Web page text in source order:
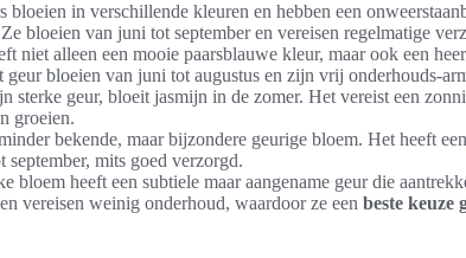
bloeien in verschillende kleuren en hebben een
bloeien van juni tot september en vereisen regelmatige
niet alleen een mooie paarsblauwe kleur, maar ook een
geur bloeien van juni tot augustus en zijn vrij onderhouds-
sterke geur, bloeit jasmijn in de zomer. Het vereist een
groeien.
bekende, maar bijzondere geurige bloem. Het heeft
mits goed verzorgd.
bloem heeft een subtiele maar aangename geur die
vereisen weinig onderhoud, waardoor ze een beste keuze